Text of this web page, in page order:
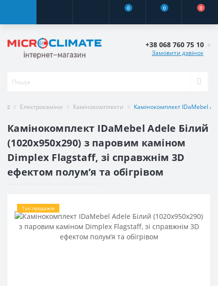
0 0 0
+38 068 760 75 10
Замовити дзвінок
Електрокаміни Камінокомплекти Камінокомплект IDaMebel
Камінокомплект IDaMebel Adele Білий
(1020x950x290) з паровим каміном
Dimplex Flagstaff, зі справжнім 3D
ефектом полумʼя та обігрівом
Топ продажів